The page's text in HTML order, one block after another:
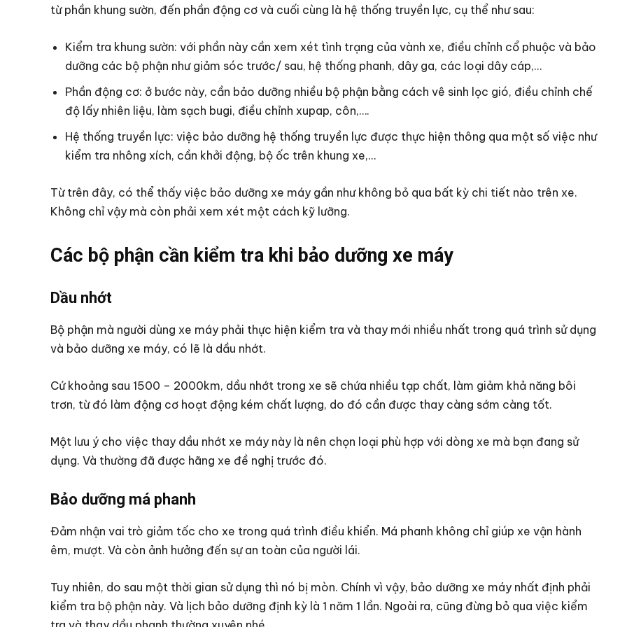
từ phần khung sườn, đến phần động cơ và cuối cùng là hệ thống truyền lực, cụ thể như sau:
Kiểm tra khung sườn: với phần này cần xem xét tình trạng của vành xe, điều chỉnh cổ phuộc và bảo
dưỡng các bộ phận như giảm sóc trước/ sau, hệ thống phanh, dây ga, các loại dây cáp,…
Phần động cơ: ở bước này, cần bảo dưỡng nhiều bộ phận bằng cách vê sinh lọc gió, điều chỉnh chế
độ lấy nhiên liệu, làm sạch bugi, điều chỉnh xupap, côn,….
Hệ thống truyền lực: việc bảo dưỡng hệ thống truyền lực được thực hiện thông qua một số việc như
kiểm tra nhông xích, cần khởi động, bộ ốc trên khung xe,…
Từ trên đây, có thể thấy việc bảo dưỡng xe máy gần như không bỏ qua bất kỳ chi tiết nào trên xe.
Không chỉ vậy mà còn phải xem xét một cách kỹ lưỡng.
Các bộ phận cần kiểm tra khi bảo dưỡng xe máy
Dầu nhớt
Bộ phận mà người dùng xe máy phải thực hiện kiểm tra và thay mới nhiều nhất trong quá trình sử dụng
và bảo dưỡng xe máy, có lẽ là dầu nhớt.
Cứ khoảng sau 1500 – 2000km, dầu nhớt trong xe sẽ chứa nhiều tạp chất, làm giảm khả năng bôi
trơn, từ đó làm động cơ hoạt động kém chất lượng, do đó cần được thay càng sớm càng tốt.
Một lưu ý cho việc thay dầu nhớt xe máy này là nên chọn loại phù hợp với dòng xe mà bạn đang sử
dụng. Và thường đã được hãng xe đề nghị trước đó.
Bảo dưỡng má phanh
Đảm nhận vai trò giảm tốc cho xe trong quá trình điều khiển. Má phanh không chỉ giúp xe vận hành
êm, mượt. Và còn ảnh hưởng đến sự an toàn của người lái.
Tuy nhiên, do sau một thời gian sử dụng thì nó bị mòn. Chính vì vậy, bảo dưỡng xe máy nhất định phải
kiểm tra bộ phận này. Và lịch bảo dưỡng định kỳ là 1 năm 1 lần. Ngoài ra, cũng đừng bỏ qua việc kiểm